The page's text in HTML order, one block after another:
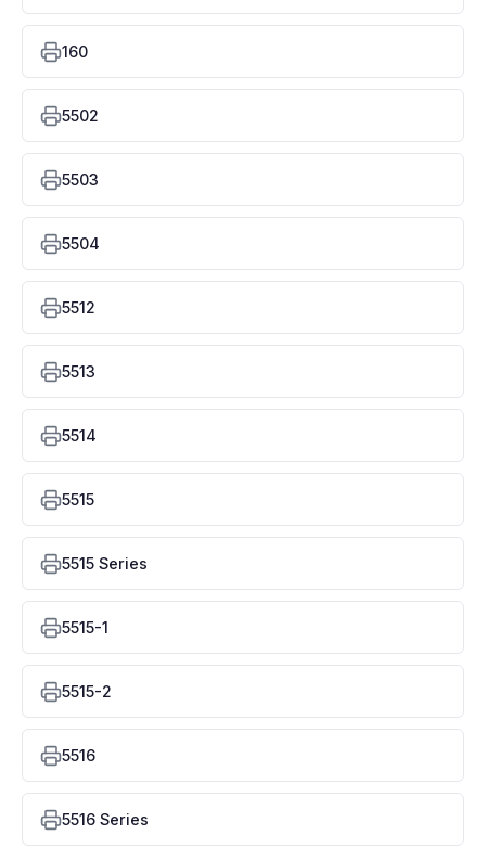
160
5502
5503
5504
5512
5513
5514
5515
5515 Series
5515-1
5515-2
5516
5516 Series